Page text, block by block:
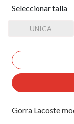
Seleccionar talla
UNICA
Gorra Lacoste